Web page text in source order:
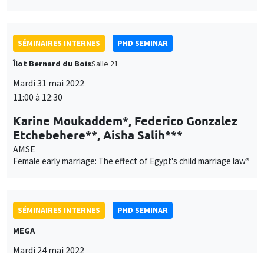
SÉMINAIRES INTERNES
PHD SEMINAR
Îlot Bernard du BoisSalle 21
Mardi 31 mai 2022
11:00 à 12:30
Karine Moukaddem*, Federico Gonzalez
Etchebehere**, Aisha Salih***
AMSE
Female early marriage: The effect of Egypt's child marriage law*
SÉMINAIRES INTERNES
PHD SEMINAR
MEGA
Mardi 24 mai 2022